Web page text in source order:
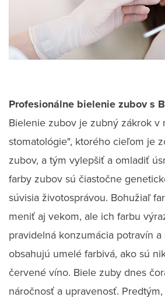
Profesionálne bielenie zubov s
Bielenie zubov je zubný zákrok v
stomatológie", ktorého cieľom je
zubov, a tým vylepšiť a omladiť
farby zubov sú čiastočne
súvisia životosprávou. Bohužiaľ
meniť aj vekom, ale ich farbu
pravidelná konzumácia potravín
obsahujú umelé farbivá, ako sú
červené víno. Biele zuby dnes
náročnosť a upravenosť.